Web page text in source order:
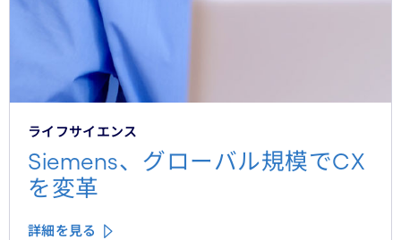
ライフサイエンス
Siemens、グローバル規模でCX
を変革
詳細を見る